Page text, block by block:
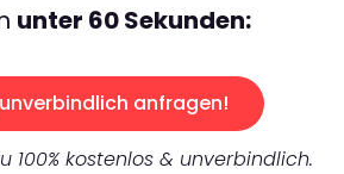
unter 60 Sekunden:
anfragen!
100% kostenlos & unverbindlich.